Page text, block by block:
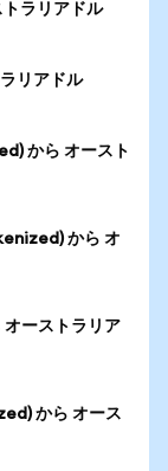
ラリアドル
リアドル
から オースト
から オ
ーストラリア
から オース